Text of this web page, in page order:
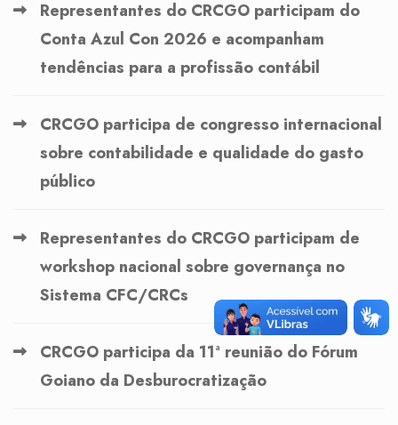
Representantes do CRCGO participam do
Conta Azul Con 2026 e acompanham
tendências para a profissão contábil
CRCGO participa de congresso internacional
sobre contabilidade e qualidade do gasto
público
Representantes do CRCGO participam de
workshop nacional sobre governança no
Sistema CFC/CRCs
CRCGO participa da 11ª reunião do Fórum
Goiano da Desburocratização